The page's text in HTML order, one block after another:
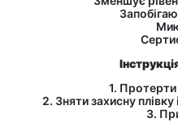
1. Протерти
2. Зняти захисну плівку
3.